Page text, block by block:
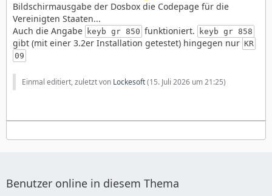
Bildschirmausgabe der Dosbox die Codepage für die
Vereinigten Staaten...
Auch die Angabe keyb gr 850 funktioniert. keyb gr 858
gibt (mit einer 3.2er Installation getestet) hingegen nur KR
09
Einmal editiert, zuletzt von Lockesoft(15. Juli 2026 um 21:25)
Benutzer online in diesem Thema